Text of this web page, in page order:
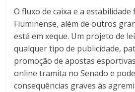
O fluxo de caixa e a estabilidade
Fluminense, além de outros
está em xeque. Um projeto de
qualquer tipo de publicidade,
promoção de apostas
online tramita no Senado e
consequências graves às